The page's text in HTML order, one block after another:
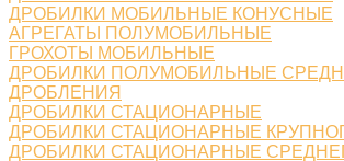
ДРОБИЛКИ МОБИЛЬНЫЕ КОНУСНЫЕ
АГРЕГАТЫ ПОЛУМОБИЛЬНЫЕ
ГРОХОТЫ МОБИЛЬНЫЕ
ДРОБИЛКИ ПОЛУМОБИЛЬНЫЕ
ДРОБЛЕНИЯ
ДРОБИЛКИ СТАЦИОНАРНЫЕ
ДРОБИЛКИ СТАЦИОНАРНЫЕ
ДРОБИЛКИ СТАЦИОНАРНЫЕ